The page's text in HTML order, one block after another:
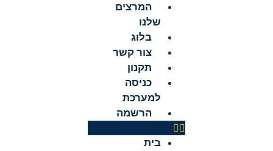
המרצים
שלנו
בלוג
צור קשר
תקנון
כניסה
למערכת
הרשמה
בית